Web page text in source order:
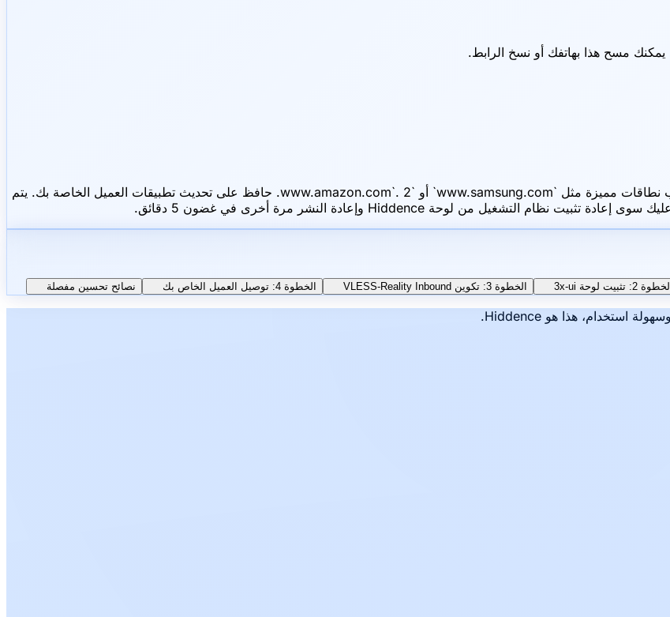
1. لا تستخدم نفس SNI للجميع. إذا كان Microsoft بطيئاً بالنسبة لك، فجرب نطاقات مميزة مثل `www.samsung.com` أو `www.amazon.com`. 2. حافظ على تحديث تطبيقات العميل الخاصة بك. يتم
الخطوة 2: تثبيت لوحة 3x-ui الخطوة 3: تكوين VLESS-Reality Inbound الخطوة 4: توصيل العميل الخاص بك نصائح تحسين مفصلة